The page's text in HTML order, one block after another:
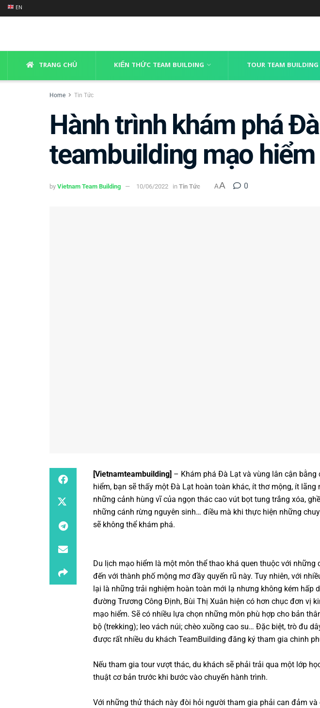
EN
TRANG CHỦ KIẾN THỨC TEAM BUILDING TOUR TEAM BUILDING
Home Tin Tức
Hành trình khám phá
teambuilding mạo hiểm
by Vietnam Team Building 10/06/2022 in Tin Tức AA 0
[Vietnamteambuilding] – Khám phá Đà Lạt và vùng lân cận bằng
hiểm, bạn sẽ thấy một Đà Lạt hoàn toàn khác, ít thơ mộng, ít
những cảnh hùng vĩ của ngọn thác cao vút bọt tung trắng xóa,
những cánh rừng nguyên sinh… điều mà khi thực hiện những
sẽ không thể khám phá.
Du lịch mạo hiểm là một môn thể thao khá quen thuộc với những
đến với thành phố mộng mơ đầy quyến rũ này. Tuy nhiên, với
lại là những trải nghiệm hoàn toàn mới lạ nhưng không kém hấp
đường Trương Công Định, Bùi Thị Xuân hiện có hơn chục đơn vị
mạo hiểm. Sẽ có nhiều lựa chọn những môn phù hợp cho bản
bộ (trekking); leo vách núi; chèo xuồng cao su… Đặc biệt, trò đu
được rất nhiều du khách TeamBuilding đăng ký tham gia chinh
Nếu tham gia tour vượt thác, du khách sẽ phải trải qua một lớp
thuật cơ bản trước khi bước vào chuyến hành trình.
Với những thử thách này đòi hỏi người tham gia phải can đảm